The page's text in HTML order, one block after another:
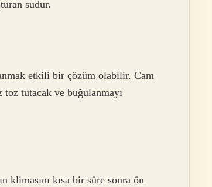
sudur.
etkili bir çözüm olabilir. Cam
toz tutacak ve buğulanmayı
klimasını kısa bir süre sonra ön